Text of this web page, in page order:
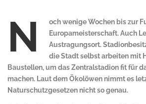
N
och wenige Wochen bis zur
Europameisterschaft. Auch
Austragungsort.
die Stadt selbst arbeiten mit
Baustellen, um das Zentralstadion fit für
machen. Laut dem Ökolöwen nimmt es
Naturschutzgesetzen nicht so genau.